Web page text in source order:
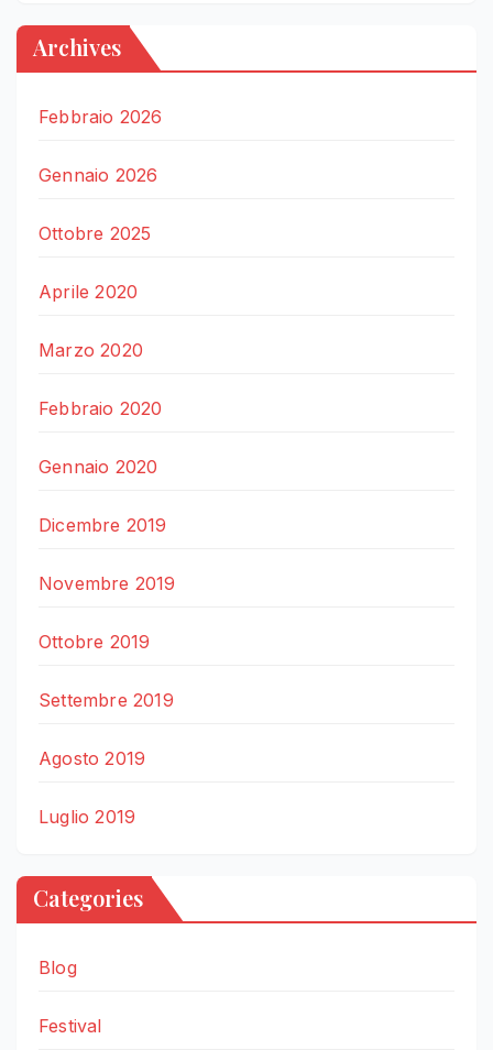
Archives
Febbraio 2026
Gennaio 2026
Ottobre 2025
Aprile 2020
Marzo 2020
Febbraio 2020
Gennaio 2020
Dicembre 2019
Novembre 2019
Ottobre 2019
Settembre 2019
Agosto 2019
Luglio 2019
Categories
Blog
Festival